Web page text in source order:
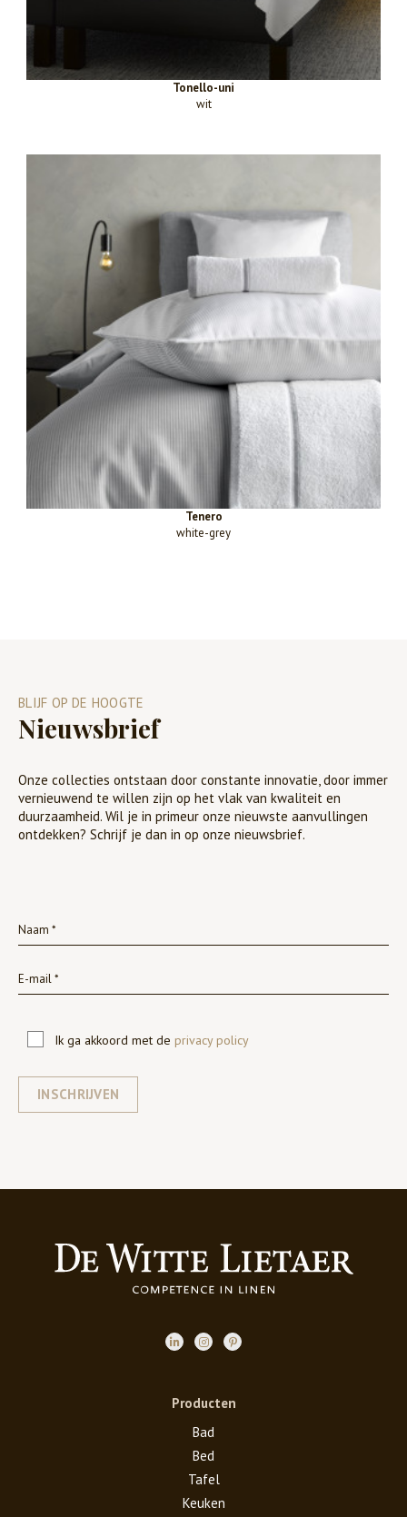
Tonello-uni
wit
Tenero
white-grey
BLIJF OP DE HOOGTE
Nieuwsbrief
Onze collecties ontstaan door constante innovatie, door immer
vernieuwend te willen zijn op het vlak van kwaliteit en
duurzaamheid. Wil je in primeur onze nieuwste aanvullingen
ontdekken? Schrijf je dan in op onze nieuwsbrief.
Ik ga akkoord met de privacy policy
INSCHRIJVEN
Producten
Bad
Bed
Tafel
Keuken